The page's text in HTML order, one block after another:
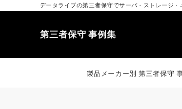
データライブの第三者保守でサーバ・ストレージ
第三者保守 事例集
製品メーカー別 第三者保守